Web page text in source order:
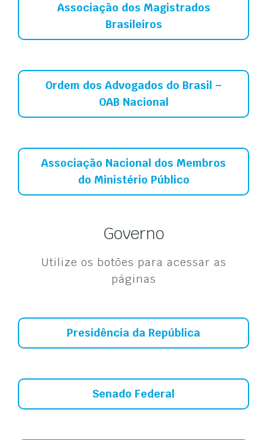
Associação dos Magistrados
Brasileiros
Ordem dos Advogados do Brasil –
OAB Nacional
Associação Nacional dos Membros
do Ministério Público
Governo
Utilize os botões para acessar as
páginas
Presidência da República
Senado Federal